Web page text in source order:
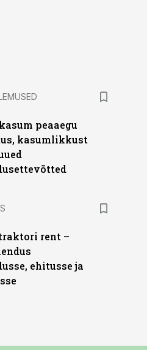
peaaegu
kasumlikkust
rent –
ehitusse ja